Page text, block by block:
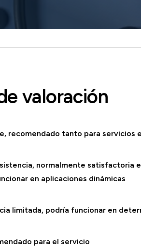
valoración
recomendado tanto para servicios
normalmente satisfactoria
en aplicaciones dinámicas
limitada, podría funcionar en
para el servicio